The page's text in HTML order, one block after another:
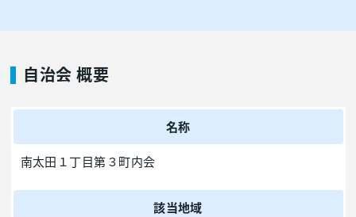
自治会 概要
名称
南太田１丁目第３町内会
該当地域